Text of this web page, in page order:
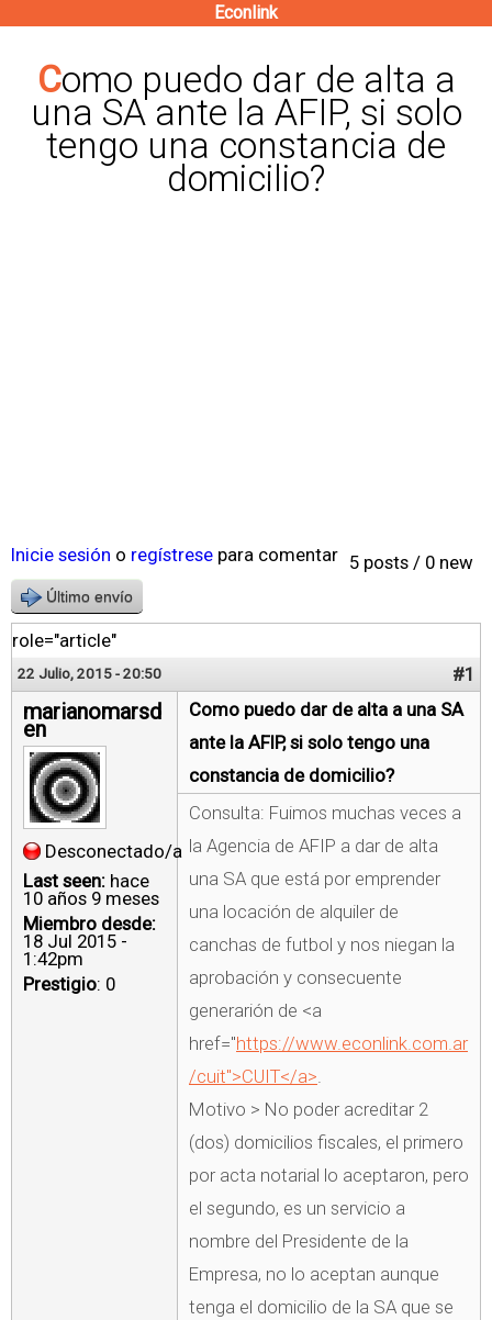
contenido
principal
Econlink
Como puedo dar de alta a
una SA ante la AFIP, si solo
tengo una constancia de
domicilio?
5 posts / 0 new
Inicie sesión o regístrese para comentar
Último envío
role="article"
22 Julio, 2015 - 20:50 #1
marianomarsd
en
Desconectado/a
Last seen: hace
10 años 9 meses
Miembro desde:
18 Jul 2015 -
1:42pm
Prestigio: 0
Como puedo dar de alta a una SA
ante la AFIP, si solo tengo una
constancia de domicilio?
Consulta: Fuimos muchas veces a
la Agencia de AFIP a dar de alta
una SA que está por emprender
una locación de alquiler de
canchas de futbol y nos niegan la
aprobación y consecuente
generarión de <a
href="https://www.econlink.com.ar
/cuit">CUIT</a>.
Motivo > No poder acreditar 2
(dos) domicilios fiscales, el primero
por acta notarial lo aceptaron, pero
el segundo, es un servicio a
nombre del Presidente de la
Empresa, no lo aceptan aunque
tenga el domicilio de la SA que se